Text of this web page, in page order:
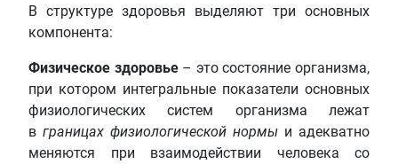
В структуре здоровья выделяют три основных
компонента:
Физическое здоровье– это состояние организма,
при котором интегральные показатели основных
физиологических систем организма лежат
в границах физиологической нормы и адекватно
меняются при взаимодействии человека со